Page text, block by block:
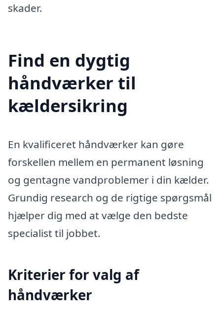
skader.
Find en dygtig
håndværker til
kældersikring
En kvalificeret håndværker kan gøre
forskellen mellem en permanent løsning
og gentagne vandproblemer i din kælder.
Grundig research og de rigtige spørgsmål
hjælper dig med at vælge den bedste
specialist til jobbet.
Kriterier for valg af
håndværker